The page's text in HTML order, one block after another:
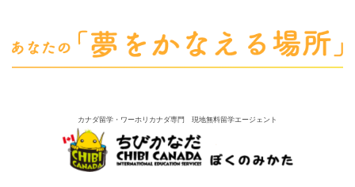
カナダ留学・ワーホリカナダ専門 現地無料留学エージェント